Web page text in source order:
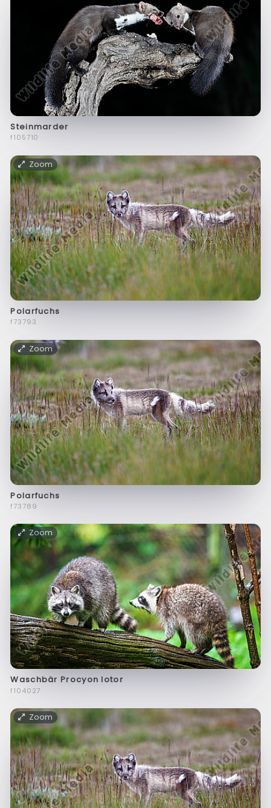
Steinmarder
f105710
Zoom
Polarfuchs
f73793
Zoom
Polarfuchs
f73789
Zoom
Waschbär Procyon lotor
f104027
Zoom